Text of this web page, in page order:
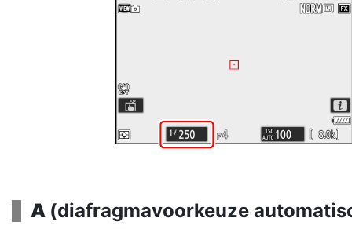
A (diafragmavoorkeuze